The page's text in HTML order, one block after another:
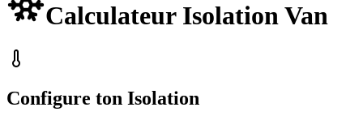
Calculateur IsolationVan
Configure ton Isolation